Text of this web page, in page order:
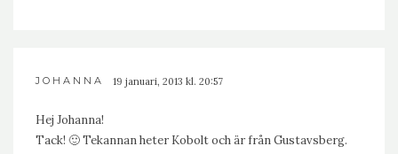
JOHANNA 19 januari, 2013 kl. 20:57
Hej Johanna!
Tack! 🙂 Tekannan heter Kobolt och är från Gustavsberg.